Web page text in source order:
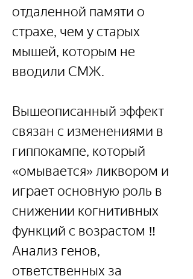
отдаленной памяти о
страхе, чем у старых
мышей, которым не
вводили СМЖ.
Вышеописанный эффект
связан с изменениями в
гиппокампе, который
«омывается» ликвором и
играет основную роль в
снижении когнитивных
функций с возрастом ‼️
Анализ генов,
ответственных за